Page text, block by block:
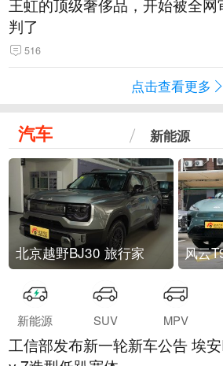
王虹的顶级奢侈品，开始被全网
判了
516
点击查看更多
汽车 新能源
北京越野BJ30 旅行家 风云
新能源 SUV MPV
工信部发布新一轮新车公告 埃